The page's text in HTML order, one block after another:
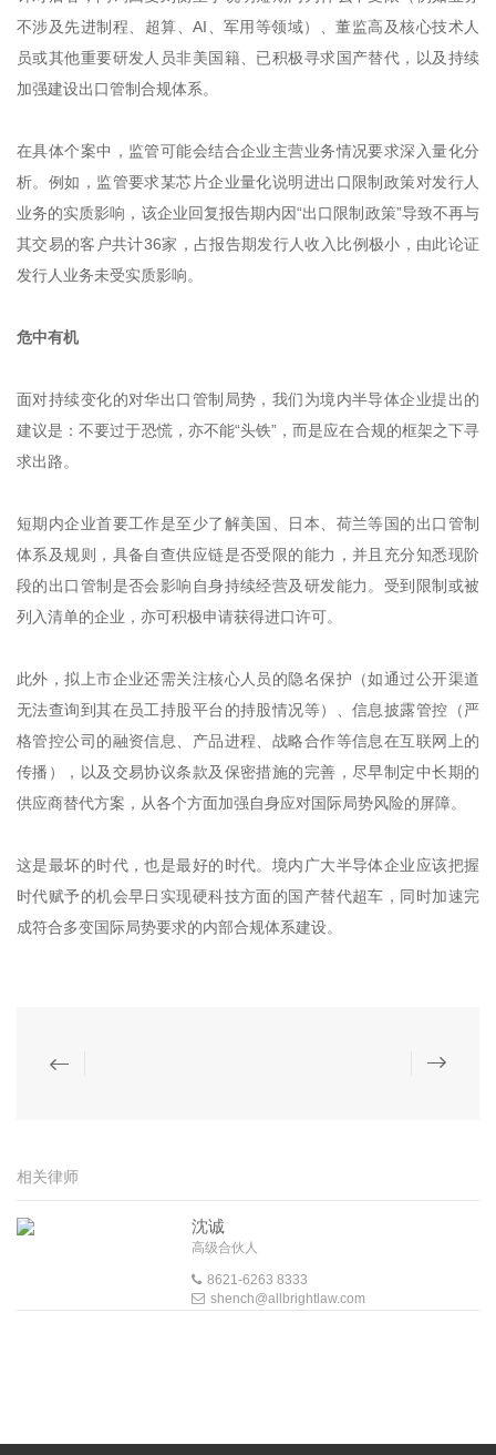
不涉及先进制程、超算、AI、军用等领域）、董监高及核心技术人
员或其他重要研发人员非美国籍、已积极寻求国产替代，以及持续
加强建设出口管制合规体系。
在具体个案中，监管可能会结合企业主营业务情况要求深入量化分
析。例如，监管要求某芯片企业量化说明进出口限制政策对发行人
业务的实质影响，该企业回复报告期内因“出口限制政策”导致不再与
其交易的客户共计36家，占报告期发行人收入比例极小，由此论证
发行人业务未受实质影响。
危中有机
面对持续变化的对华出口管制局势，我们为境内半导体企业提出的
建议是：不要过于恐慌，亦不能“头铁”，而是应在合规的框架之下寻
求出路。
短期内企业首要工作是至少了解美国、日本、荷兰等国的出口管制
体系及规则，具备自查供应链是否受限的能力，并且充分知悉现阶
段的出口管制是否会影响自身持续经营及研发能力。受到限制或被
列入清单的企业，亦可积极申请获得进口许可。
此外，拟上市企业还需关注核心人员的隐名保护（如通过公开渠道
无法查询到其在员工持股平台的持股情况等）、信息披露管控（严
格管控公司的融资信息、产品进程、战略合作等信息在互联网上的
传播），以及交易协议条款及保密措施的完善，尽早制定中长期的
供应商替代方案，从各个方面加强自身应对国际局势风险的屏障。
这是最坏的时代，也是最好的时代。境内广大半导体企业应该把握
时代赋予的机会早日实现硬科技方面的国产替代超车，同时加速完
成符合多变国际局势要求的内部合规体系建设。
相关律师
沈诚
高级合伙人
8621-6263 8333
shench@allbrightlaw.com